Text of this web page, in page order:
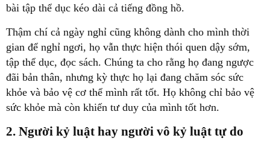
bài tập thể dục kéo dài cả tiếng đồng hồ.
Thậm chí cả ngày nghỉ cũng không dành cho mình thời
gian để nghỉ ngơi, họ vẫn thực hiện thói quen dậy sớm,
tập thể dục, đọc sách. Chúng ta cho rằng họ đang ngược
đãi bản thân, nhưng kỳ thực họ lại đang chăm sóc sức
khỏe và bảo vệ cơ thể mình rất tốt. Họ không chỉ bảo vệ
sức khỏe mà còn khiến tư duy của mình tốt hơn.
2. Người kỷ luật hay người vô kỷ luật tự do